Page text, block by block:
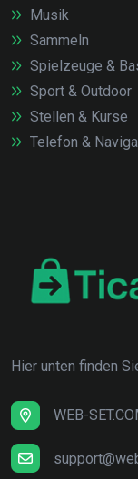
Musik
Sammeln
Spielzeuge &
Sport & Outdoor
Stellen & Kurse
Telefon &
Hier unten finden
WEB-